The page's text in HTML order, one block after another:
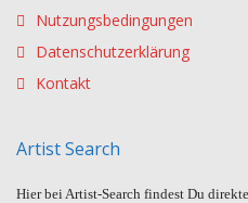
Nutzungsbedingungen
Datenschutzerklärung
Kontakt
Artist Search
Hier bei Artist-Search findest Du